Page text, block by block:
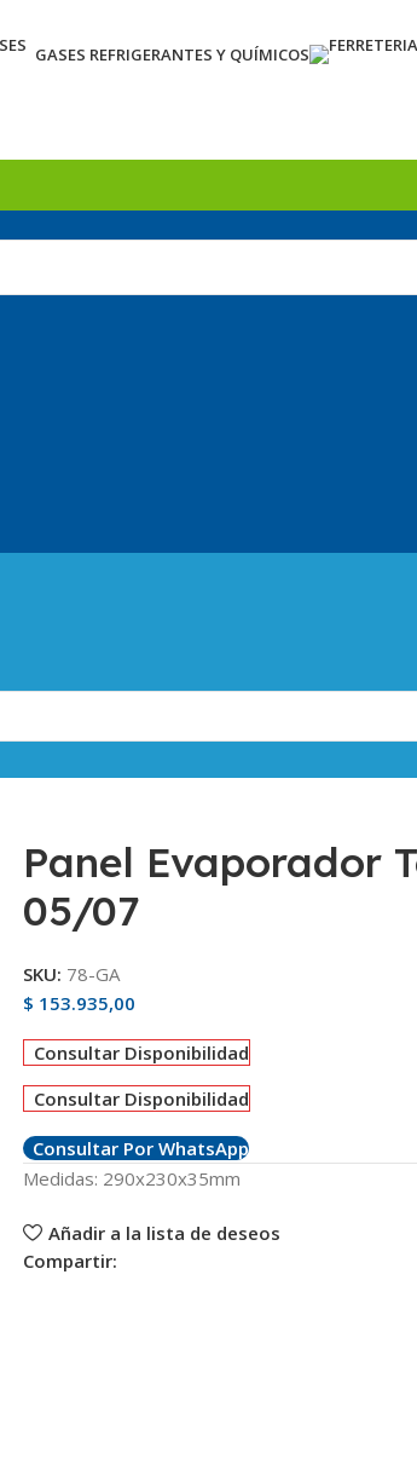
GASES REFRIGERANTES Y QUÍMICOS
Panel Evaporador
05/07
SKU: 78-GA
$ 153.935,00
Consultar Disponibilidad
Consultar Disponibilidad
Consultar Por WhatsApp
Medidas: 290x230x35mm
Añadir a la lista de deseos
Compartir: